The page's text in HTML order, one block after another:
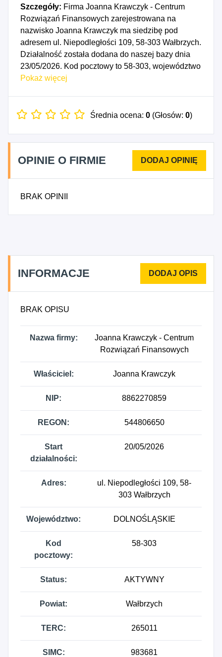
Szczegóły: Firma Joanna Krawczyk - Centrum
Rozwiązań Finansowych zarejestrowana na
nazwisko Joanna Krawczyk ma siedzibę pod
adresem ul. Niepodległości 109, 58-303 Wałbrzych.
Działalność została dodana do naszej bazy dnia
23/05/2026. Kod pocztowy to 58-303, województwo
DOLNOŚLĄSKIE, powiat Wałbrzych. Numer
Krawczyk - Centrum Rozwiązań Finansowych to
Wybrane kody PKD to: 6619Z - Pozostała
działalność wspomagająca usługi finansowe, z
wyłączeniem ubezpieczeń i funduszów
wspomagająca ubezpieczenia i fundusze
Pokaż więcej
Średnia ocena: 0 (Głosów: 0)
OPINIE O FIRMIE
BRAK OPINII
INFORMACJE
BRAK OPISU
Nazwa firmy:
Joanna Krawczyk - Centrum
Rozwiązań Finansowych
Właściciel: Joanna Krawczyk
NIP: 8862270859
REGON: 544806650
Start
działalności:
20/05/2026
Adres:
ul. Niepodległości 109, 58-
303 Wałbrzych
Województwo: DOLNOŚLĄSKIE
Kod
pocztowy:
58-303
Status: AKTYWNY
Powiat: Wałbrzych
TERC: 265011
SIMC: 983681